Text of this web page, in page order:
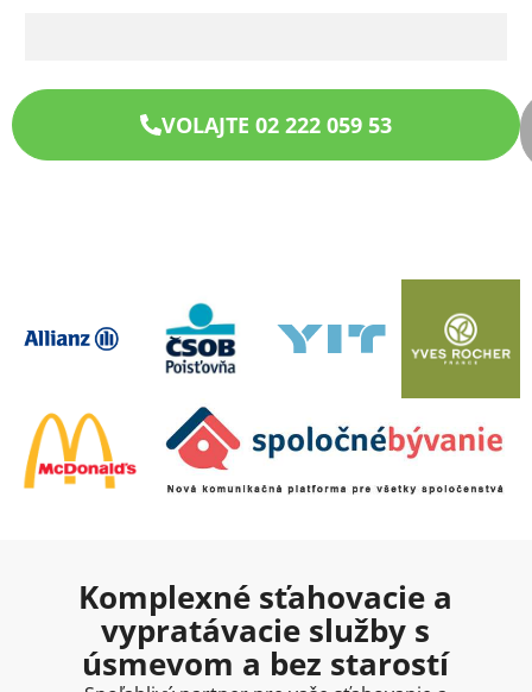
VOLAJTE 02 222 059 53
Komplexné sťahovacie a
vypratávacie služby s
úsmevom a bez starostí